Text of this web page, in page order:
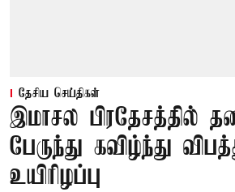
தேசிய செய்திகள்
இமாசல பிரதேசத்தில்
பேருந்து கவிழ்ந்து
உயிரிழப்பு